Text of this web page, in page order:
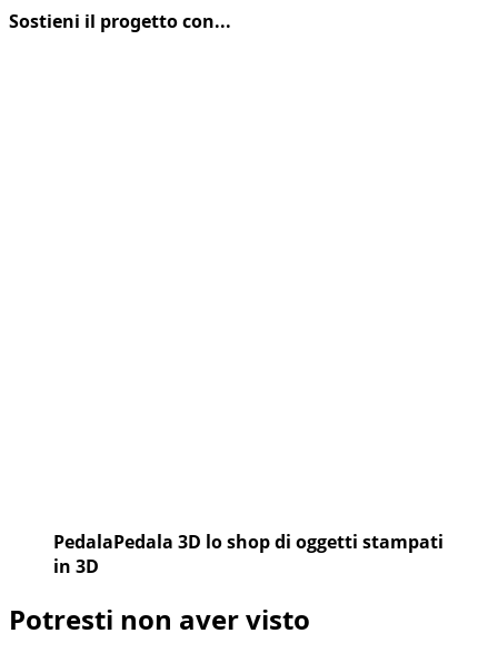
Sostieni il progetto con...
PedalaPedala 3D lo shop di oggetti stampati
in 3D
Potresti non aver visto